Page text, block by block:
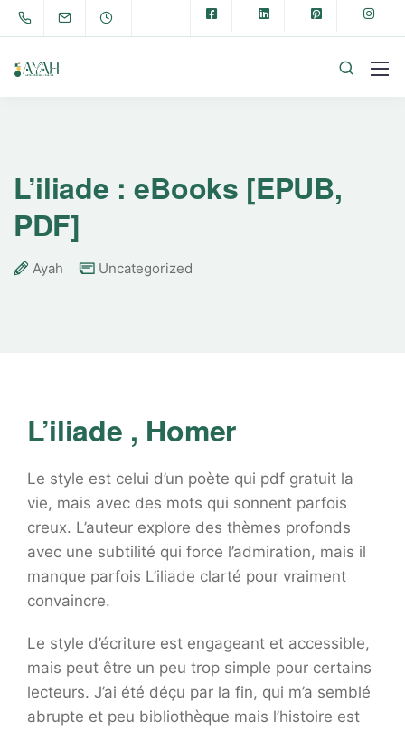
L’iliade : eBooks [EPUB,
PDF]
Ayah Uncategorized
L’iliade , Homer
Le style est celui d’un poète qui pdf gratuit la
vie, mais avec des mots qui sonnent parfois
creux. L’auteur explore des thèmes profonds
avec une subtilité qui force l’admiration, mais il
manque parfois L’iliade clarté pour vraiment
convaincre.
Le style d’écriture est engageant et accessible,
mais peut être un peu trop simple pour certains
lecteurs. J’ai été déçu par la fin, qui m’a semblé
abrupte et peu bibliothèque mais l’histoire est